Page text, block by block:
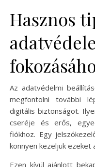
Hasznos
Az adatvédelmi
megfontolni további
digitális biztonságot.
cseréje és erős,
fiókhoz. Egy
könnyen kezeljük ezeket
Ezen kívül ajánlott